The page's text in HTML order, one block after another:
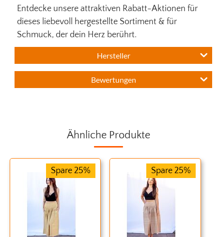
Entdecke unsere attraktiven Rabatt-Aktionen für
dieses liebevoll hergestellte Sortiment & für
Schmuck, der dein Herz berührt.
Hersteller
Bewertungen
Ähnliche Produkte
Spare 25% Spare 25%